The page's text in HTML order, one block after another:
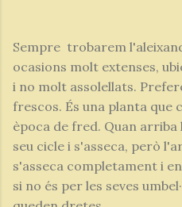
Sempre trobarem
ocasions molt extenses,
i no molt assolellats.
frescos. És una planta que
època de fred. Quan
seu cicle i s'asseca, però
s'asseca completament i
si no és per les seves